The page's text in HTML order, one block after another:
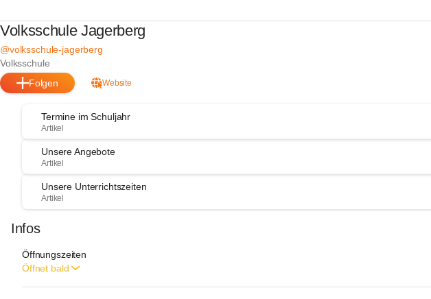
Volksschule Jagerberg
@volksschule-jagerberg
Volksschule
Folgen
Website
Termine im Schuljahr
Artikel
Unsere Angebote
Artikel
Unsere Unterrichtszeiten
Artikel
Infos
Öffnungszeiten
Öffnet bald